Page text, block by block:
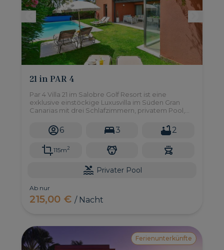
21 in PAR 4
Par 4 Villa 21 im Salobre Golf Resort ist eine
exklusive einstöckige Luxusvilla im Süden Gran
Canarias mit drei Schlafzimmern, privatem Pool,
Annehmlichkeiten, um einen erholsamen Urlaub
zu genießen.
6 3 2
115m2
Privater Pool
Ab nur
215,00 €/ Nacht
Ferienunterkünfte